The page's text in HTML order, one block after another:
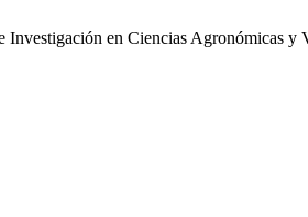
en Ciencias Agronómicas y